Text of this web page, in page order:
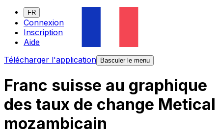
FR
Connexion
Inscription
Aide
Télécharger l'application
Basculer le menu
Franc suisse au graphique
des taux de change Metical
mozambicain